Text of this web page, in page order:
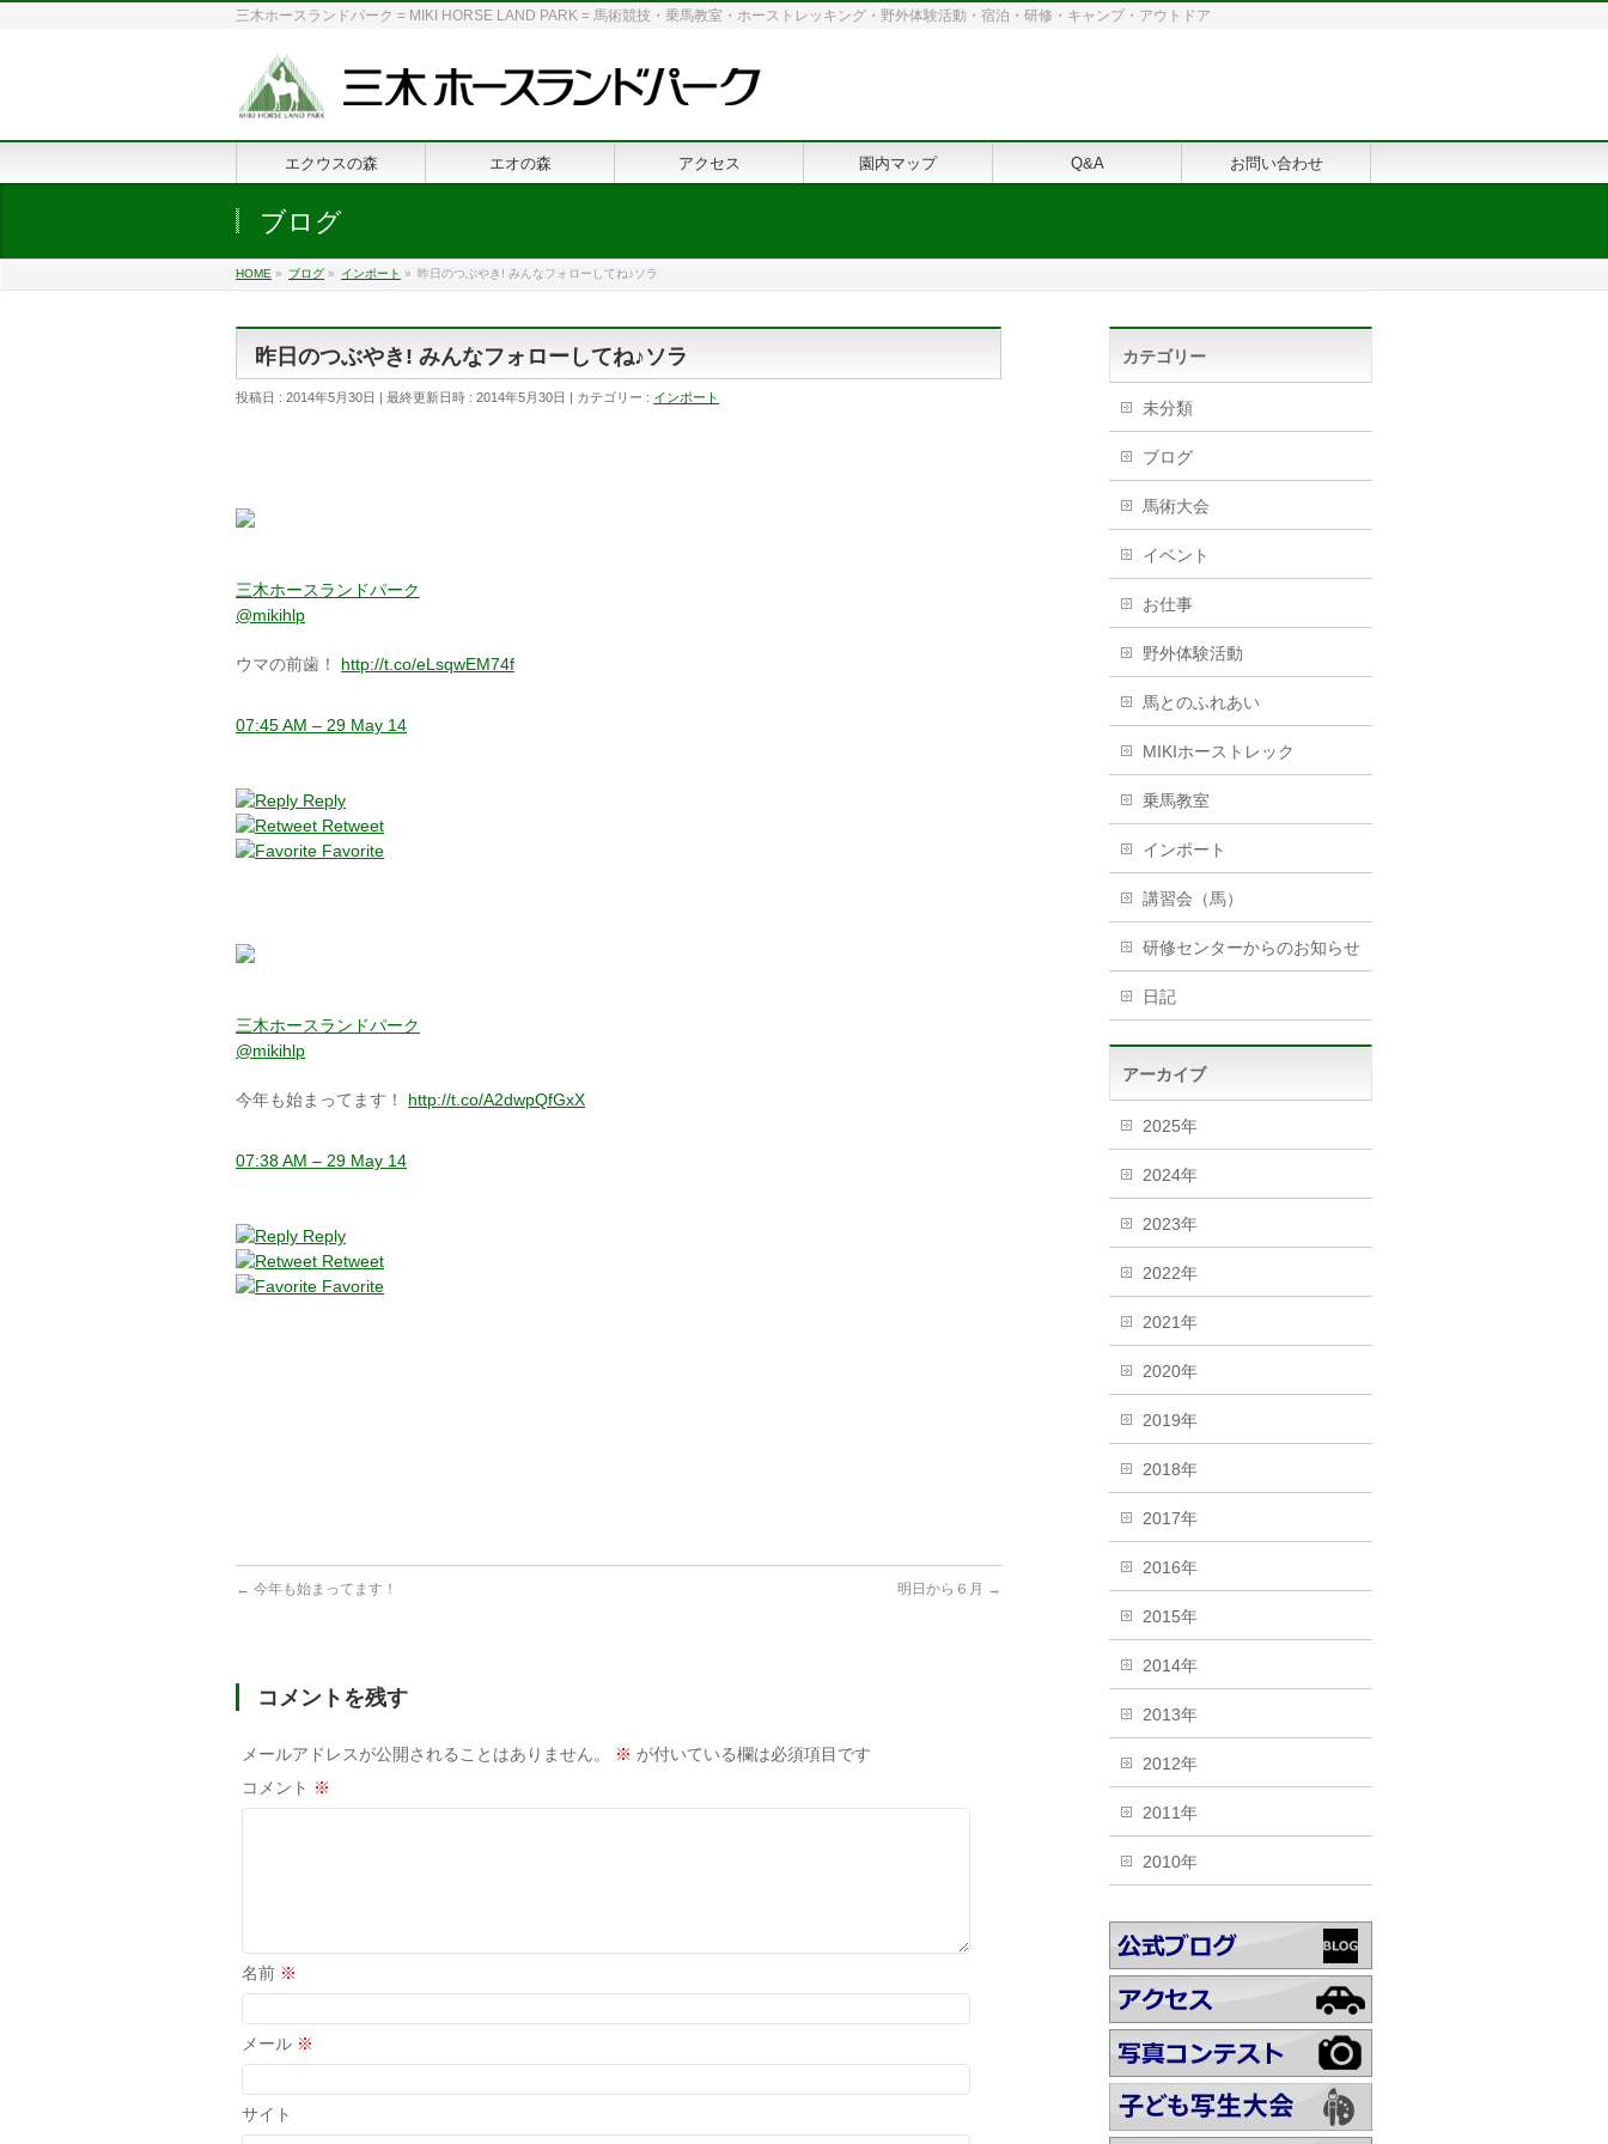
三木ホースランドパーク = MIKI HORSE LAND PARK = 馬術競技・乗馬教室・ホーストレッキング・野外体験活動・宿泊・研修・キャンプ・アウトドア
エクウスの森 エオの森 アクセス 園内マップ Q&A お問い合わせ
ブログ
HOME » ブログ » インポート » 昨日のつぶやき! みんなフォローしてね♪ソラ
昨日のつぶやき! みんなフォローしてね♪ソラ
投稿日 : 2014年5月30日 最終更新日時 : 2014年5月30日 カテゴリー : インポート
三木ホースランドパーク
@mikihlp
ウマの前歯！ http://t.co/eLsqwEM74f
07:45 AM – 29 May 14
Reply
Retweet
Favorite
三木ホースランドパーク
@mikihlp
今年も始まってます！ http://t.co/A2dwpQfGxX
07:38 AM – 29 May 14
Reply
Retweet
Favorite
← 今年も始まってます！ 明日から６月 →
コメントを残す
メールアドレスが公開されることはありません。 ※ が付いている欄は必須項目です
コメント ※
名前 ※
メール ※
サイト
カテゴリー
未分類
ブログ
馬術大会
イベント
お仕事
野外体験活動
馬とのふれあい
MIKIホーストレック
乗馬教室
インポート
講習会（馬）
研修センターからのお知らせ
日記
アーカイブ
2025年
2024年
2023年
2022年
2021年
2020年
2019年
2018年
2017年
2016年
2015年
2014年
2013年
2012年
2011年
2010年